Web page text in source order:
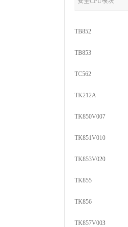
TB852
TB853
TC562
TK212A
TK850V007
TK851V010
TK853V020
TK855
TK856
TK857V003